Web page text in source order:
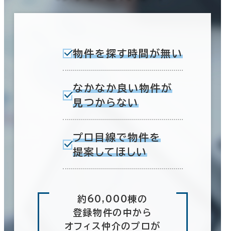
物件を探す時間が無い
なかなか良い物件が
見つからない
プロ目線で物件を
提案してほしい
約60,000棟の
登録物件の中から
オフィス仲介のプロが